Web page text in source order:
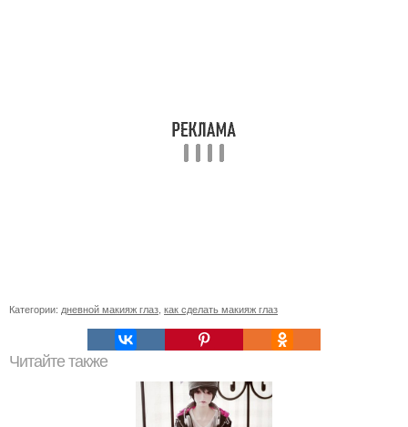
Категории: дневной макияж глаз как сделать макияж глаз
Читайте также